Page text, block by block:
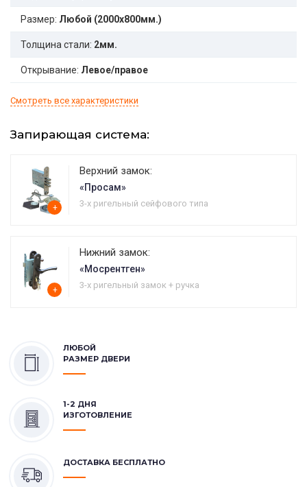
Размер: Любой (2000x800мм.)
Толщина стали: 2мм.
Открывание: Левое/правое
Смотреть все характеристики
Запирающая система:
+
Верхний замок:
«Просам»
3-х ригельный сейфового типа
+
Нижний замок:
«Мосрентген»
3-х ригельный замок + ручка
ЛЮБОЙ
РАЗМЕР ДВЕРИ
1-2 ДНЯ
ИЗГОТОВЛЕНИЕ
ДОСТАВКА БЕСПЛАТНО